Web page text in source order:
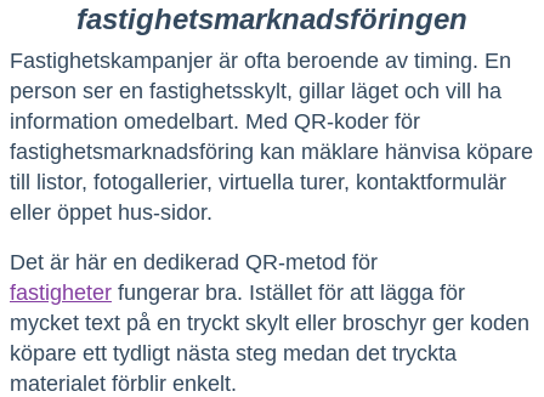
fastighetsmarknadsföringen
Fastighetskampanjer är ofta beroende av timing. En
person ser en fastighetsskylt, gillar läget och vill ha
information omedelbart. Med QR-koder för
fastighetsmarknadsföring kan mäklare hänvisa köpare
till listor, fotogallerier, virtuella turer, kontaktformulär
eller öppet hus-sidor.
Det är här en dedikerad QR-metod för
fastigheter fungerar bra. Istället för att lägga för
mycket text på en tryckt skylt eller broschyr ger koden
köpare ett tydligt nästa steg medan det tryckta
materialet förblir enkelt.